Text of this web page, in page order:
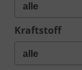
Kraftstoff